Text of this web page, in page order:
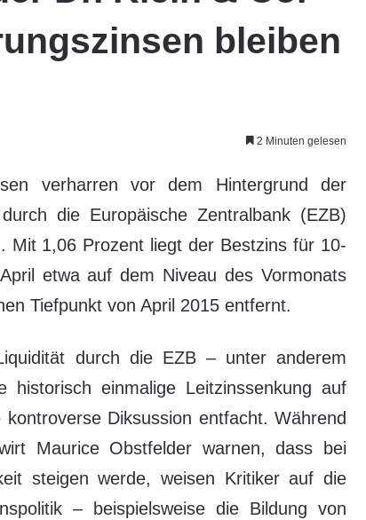
bleiben
2 Minuten gelesen
verharren vor dem Hintergrund der
die Europäische Zentralbank (EZB)
Mit 1,06 Prozent liegt der Bestzins für 10-
etwa auf dem Niveau des Vormonats
Tiefpunkt von April 2015 entfernt.
durch die EZB – unter anderem
einmalige Leitzinssenkung auf
Diksussion entfacht. Während
Maurice Obstfelder warnen, dass bei
steigen werde, weisen Kritiker auf die
– beispielsweise die Bildung von